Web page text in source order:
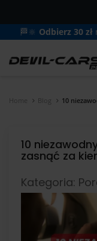
🏁🔆 Odbierz 30 zł
Home Blog 10
10
zasnąć za
Kategoria: